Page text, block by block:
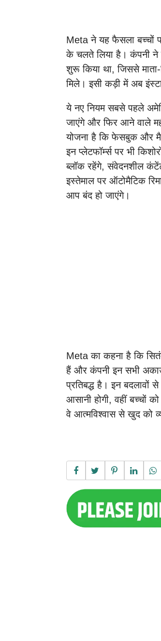
Meta ने यह फैसला बच्चों
के चलते लिया है। कंपनी
शुरू किया था, जिससे
मिले। इसी कड़ी में अब
ये नए नियम सबसे पहले
जाएंगे और फिर आने वाले
योजना है कि फेसबुक और
इन प्लेटफॉर्म्स पर भी
ब्लॉक रहेंगे, संवेदनशील
इस्तेमाल पर ऑटोमैटिक
आप बंद हो जाएंगे।
Meta का कहना है कि
हैं और कंपनी इन सभी
प्रतिबद्ध है। इन बदलावों
आसानी होगी, वहीं बच्चों
वे आत्मविश्वास से खुद को